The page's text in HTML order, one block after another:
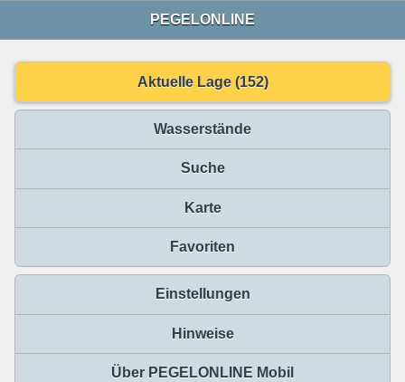
PEGELONLINE
Aktuelle Lage (152)
Wasserstände
Suche
Karte
Favoriten
Einstellungen
Hinweise
Über PEGELONLINE Mobil